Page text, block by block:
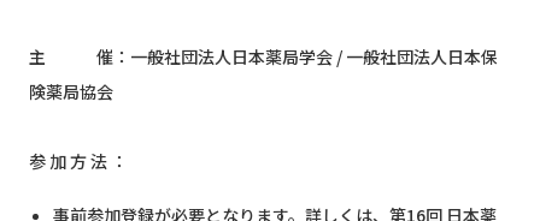
主 催：一般社団法人日本薬局学会 / 一般社団法人日本保
険薬局協会
参 加 方 法 ：
事前参加登録が必要となります。詳しくは、第16回 日本薬